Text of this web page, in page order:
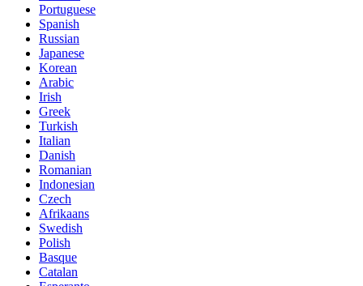
Portuguese
Spanish
Russian
Japanese
Korean
Arabic
Irish
Greek
Turkish
Italian
Danish
Romanian
Indonesian
Czech
Afrikaans
Swedish
Polish
Basque
Catalan